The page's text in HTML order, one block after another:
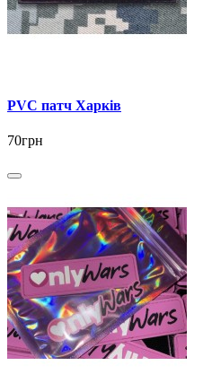
PVC патч Харків
70грн